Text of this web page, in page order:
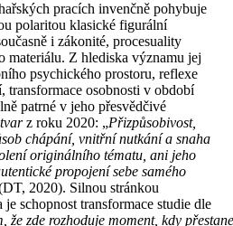
pracích invenčně pohybuje
polaritou klasické figurální
i zákonité, procesuality
materiálu. Z hlediska významu jej
psychického prostoru, reflexe
osobnosti v období
patrné v jeho přesvědčivé
z roku 2020: „Přizpůsobivost,
chápání, vnitřní nutkání a snaha
originálního tématu, ani jeho
propojení sebe samého
2020). Silnou stránkou
schopnost transformace studie dle
že zde rozhoduje moment, kdy